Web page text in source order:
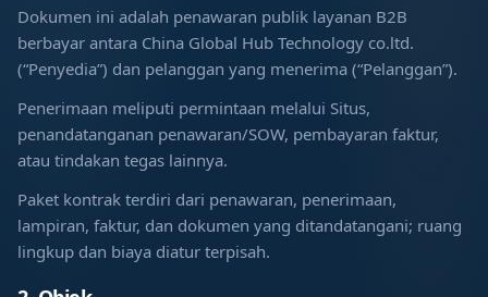
Dokumen ini adalah penawaran publik layanan B2B
berbayar antara China Global Hub Technology co.ltd.
(“Penyedia”) dan pelanggan yang menerima (“Pelanggan”).
Penerimaan meliputi permintaan melalui Situs,
penandatanganan penawaran/SOW, pembayaran faktur,
atau tindakan tegas lainnya.
Paket kontrak terdiri dari penawaran, penerimaan,
lampiran, faktur, dan dokumen yang ditandatangani; ruang
lingkup dan biaya diatur terpisah.